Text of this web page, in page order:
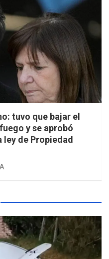
tuvo que bajar el
y se aprobó
ley de Propiedad